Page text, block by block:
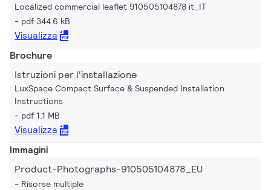
Localized commercial leaflet 910505104878 it_IT
pdf 344.6 kB
Visualizza
Brochure
Istruzioni per l'installazione
LuxSpace Compact Surface & Suspended Installation
Instructions
pdf 1.1 MB
Visualizza
Immagini
Product-Photographs-910505104878_EU
Risorse multiple